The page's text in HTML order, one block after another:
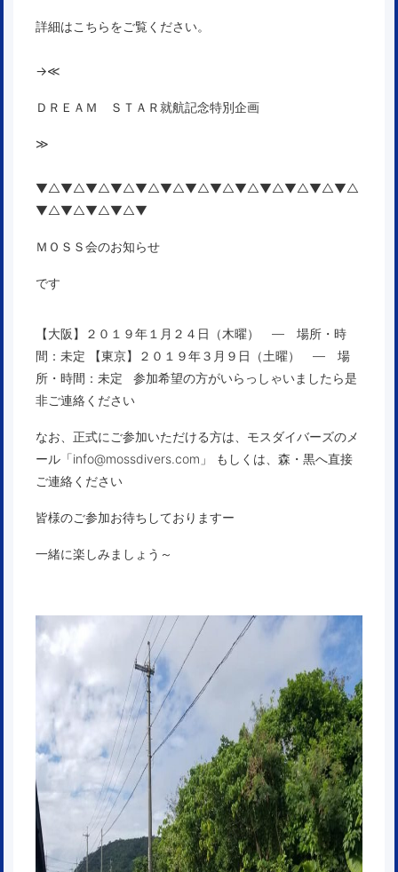
詳細はこちらをご覧ください。
→≪
ＤＲＥＡＭ ＳＴＡＲ就航記念特別企画
≫
▼△▼△▼△▼△▼△▼△▼△▼△▼△▼△▼△▼△▼△
▼△▼△▼△▼△▼
ＭＯＳＳ会のお知らせ
です
【大阪】２０１９年１月２４日（木曜） — 場所・時
間：未定 【東京】２０１９年３月９日（土曜） — 場
所・時間：未定 参加希望の方がいらっしゃいましたら是
非ご連絡ください
なお、正式にご参加いただける方は、モスダイバーズのメ
ール「info@mossdivers.com」 もしくは、森・黒へ直接
ご連絡ください
皆様のご参加お待ちしておりますー
一緒に楽しみましょう～